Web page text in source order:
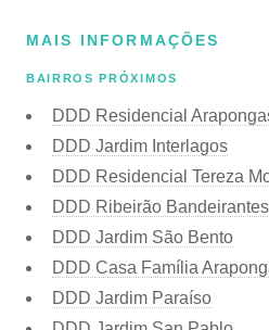
MAIS INFORMAÇÕES
BAIRROS PRÓXIMOS
DDD Residencial Arapongas
DDD Jardim Interlagos
DDD Residencial Tereza
DDD Ribeirão
DDD Jardim São Bento
DDD Casa Família
DDD Jardim Paraíso